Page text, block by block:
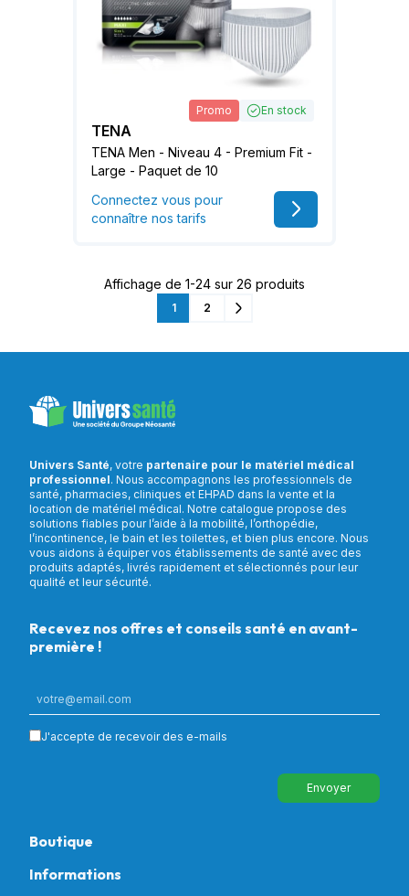
Promo En stock
TENA
TENA Men - Niveau 4 - Premium Fit -
Large - Paquet de 10
Connectez vous pour
connaître nos tarifs
Affichage de 1-24 sur 26 produits
1 2 Suivant
Univers Santé, votre partenaire pour le matériel médical
professionnel. Nous accompagnons les professionnels de
santé, pharmacies, cliniques et EHPAD dans la vente et la
location de matériel médical. Notre catalogue propose des
solutions fiables pour l’aide à la mobilité, l’orthopédie,
l’incontinence, le bain et les toilettes, et bien plus encore. Nous
vous aidons à équiper vos établissements de santé avec des
produits adaptés, livrés rapidement et sélectionnés pour leur
qualité et leur sécurité.
Recevez nos offres et conseils santé en avant-
première !
J'accepte de recevoir des e-mails
Envoyer
Boutique
Informations